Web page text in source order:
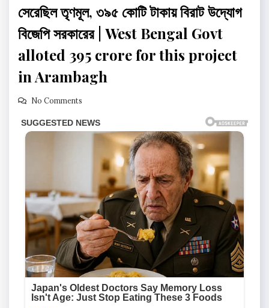
সেরেছিল তৃণমূল, ৩৯৫ কোটি টাকায় বিরাট উদ্যোগ
বিজেপি সরকারের | West Bengal Govt
alloted 395 crore for this project
in Arambagh
No Comments